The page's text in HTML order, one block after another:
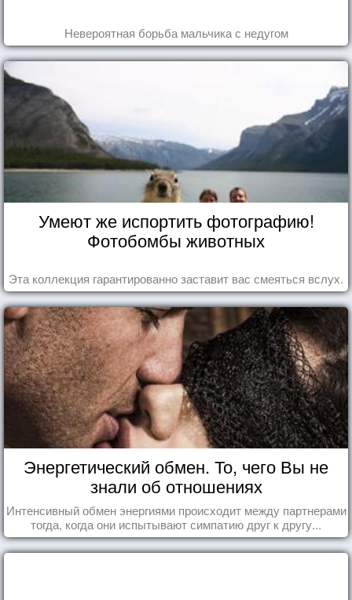
Невероятная борьба мальчика с недугом
Умеют же испортить фотографию!
Фотобомбы животных
Эта коллекция гарантированно заставит вас смеяться вслух.
Энергетический обмен. То, чего Вы не
знали об отношениях
Интенсивный обмен энергиями происходит между партнерами
тогда, когда они испытывают симпатию друг к другу...